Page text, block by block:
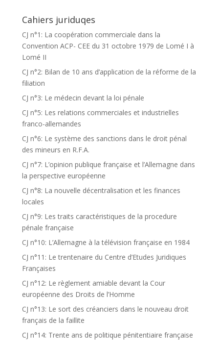
Cahiers juriduqes
CJ n°1: La coopération commerciale dans la
Convention ACP- CEE du 31 octobre 1979 de Lomé I à
Lomé II
CJ n°2: Bilan de 10 ans d’application de la réforme de la
filiation
CJ n°3: Le médecin devant la loi pénale
CJ n°5: Les relations commerciales et industrielles
franco-allemandes
CJ n°6: Le système des sanctions dans le droit pénal
des mineurs en R.F.A.
CJ n°7: L’opinion publique française et l’Allemagne dans
la perspective européenne
CJ n°8: La nouvelle décentralisation et les finances
locales
CJ n°9: Les traits caractéristiques de la procedure
pénale française
CJ n°10: L’Allemagne à la télévision française en 1984
CJ n°11: Le trentenaire du Centre d’Etudes Juridiques
Françaises
CJ n°12: Le règlement amiable devant la Cour
européenne des Droits de l’Homme
CJ n°13: Le sort des créanciers dans le nouveau droit
français de la faillite
CJ n°14: Trente ans de politique pénitentiaire française